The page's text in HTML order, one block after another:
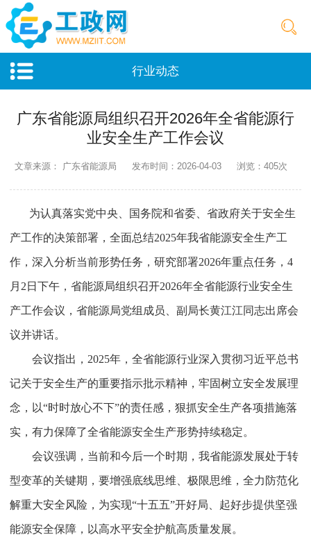
行业动态
广东省能源局组织召开2026年全省能源行
业安全生产工作会议
文章来源： 广东省能源局 发布时间：2026-04-03 浏览：405次
为认真落实党中央、国务院和省委、省政府关于安全生
产工作的决策部署，全面总结2025年我省能源安全生产工
作，深入分析当前形势任务，研究部署2026年重点任务，4
月2日下午，省能源局组织召开2026年全省能源行业安全生
产工作会议，省能源局党组成员、副局长黄江江同志出席会
议并讲话。
会议指出，2025年，全省能源行业深入贯彻习近平总书
记关于安全生产的重要指示批示精神，牢固树立安全发展理
念，以“时时放心不下”的责任感，狠抓安全生产各项措施落
实，有力保障了全省能源安全生产形势持续稳定。
会议强调，当前和今后一个时期，我省能源发展处于转
型变革的关键期，要增强底线思维、极限思维，全力防范化
解重大安全风险，为实现“十五五”开好局、起好步提供坚强
能源安全保障，以高水平安全护航高质量发展。